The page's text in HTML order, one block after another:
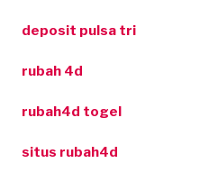
deposit pulsa tri
rubah 4d
rubah4d togel
situs rubah4d